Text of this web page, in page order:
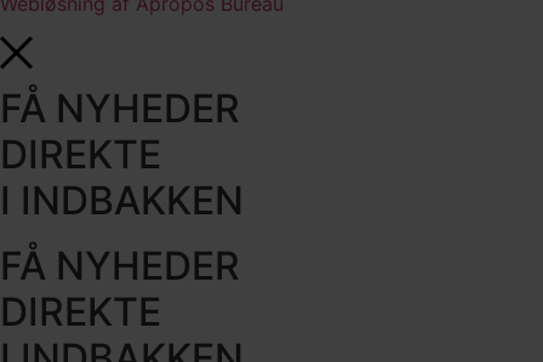
FÅ NYHEDER
DIREKTE
I INDBAKKEN
FÅ NYHEDER
DIREKTE